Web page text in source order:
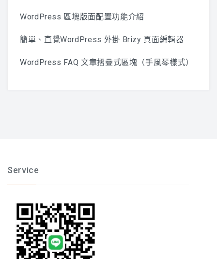
WordPress 區塊版面配置功能介紹
簡單、直覺WordPress 外掛 Brizy 頁面編輯器
WordPress FAQ 文章摺疊式區塊（手風琴樣式）
Service